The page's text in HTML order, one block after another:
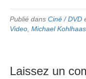
Publié dans Ciné / DVD
Video Michael Kohlhaas
Laissez un